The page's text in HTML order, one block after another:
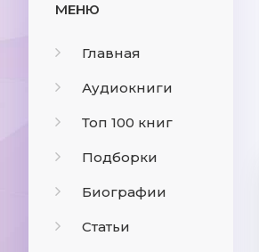
МЕНЮ
Главная
Аудиокниги
Топ 100 книг
Подборки
Биографии
Статьи